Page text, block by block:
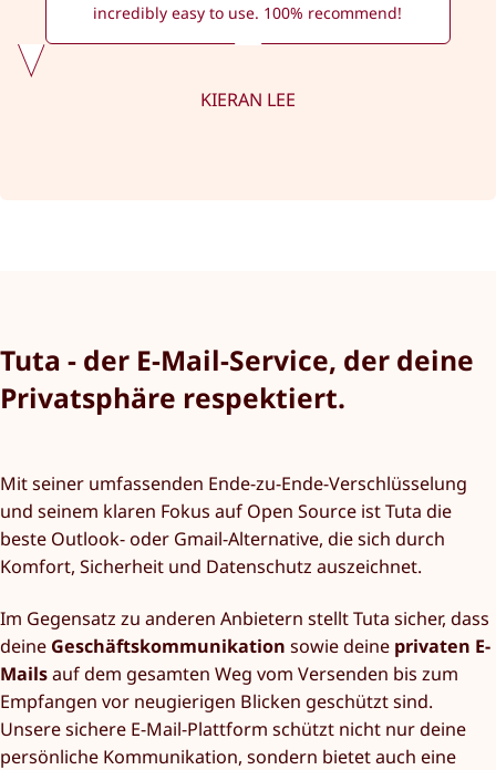
incredibly easy to use. 100% recommend!
KIERAN LEE
Tuta - der E-Mail-Service, der deine
Privatsphäre respektiert.
Mit seiner umfassenden Ende-zu-Ende-Verschlüsselung
und seinem klaren Fokus auf Open Source ist Tuta die
beste Outlook- oder Gmail-Alternative, die sich durch
Komfort, Sicherheit und Datenschutz auszeichnet.
Im Gegensatz zu anderen Anbietern stellt Tuta sicher, dass
deine Geschäftskommunikation sowie deine privaten E-
Mailsauf dem gesamten Weg vom Versenden bis zum
Empfangen vor neugierigen Blicken geschützt sind.
Unsere sichere E-Mail-Plattform schützt nicht nur deine
persönliche Kommunikation, sondern bietet auch eine